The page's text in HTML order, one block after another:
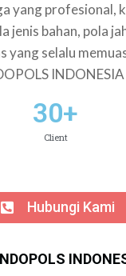
yang profesional,
jenis bahan, pola
yang selalu
INDONESIA
Hubungi Kami
30+
Client